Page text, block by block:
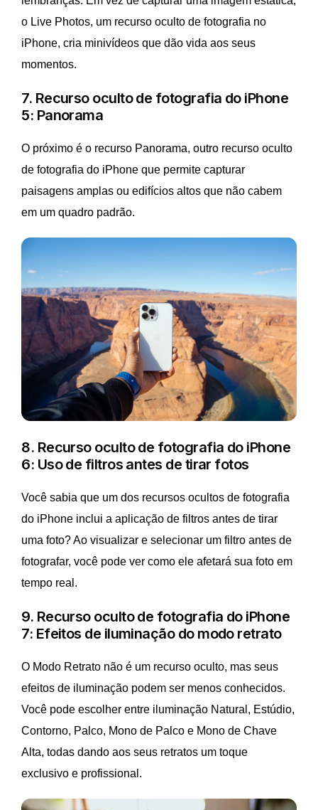
o Live Photos, um recurso oculto de fotografia no
iPhone, cria minivídeos que dão vida aos seus
momentos.
7. Recurso oculto de fotografia do iPhone
5: Panorama
O próximo é o recurso Panorama, outro recurso oculto
de fotografia do iPhone que permite capturar
paisagens amplas ou edifícios altos que não cabem
em um quadro padrão.
8. Recurso oculto de fotografia do iPhone
6: Uso de filtros antes de tirar fotos
Você sabia que um dos recursos ocultos de fotografia
do iPhone inclui a aplicação de filtros antes de tirar
uma foto? Ao visualizar e selecionar um filtro antes de
fotografar, você pode ver como ele afetará sua foto em
tempo real.
9. Recurso oculto de fotografia do iPhone
7: Efeitos de iluminação do modo retrato
O Modo Retrato não é um recurso oculto, mas seus
efeitos de iluminação podem ser menos conhecidos.
Você pode escolher entre iluminação Natural, Estúdio,
Contorno, Palco, Mono de Palco e Mono de Chave
Alta, todas dando aos seus retratos um toque
exclusivo e profissional.